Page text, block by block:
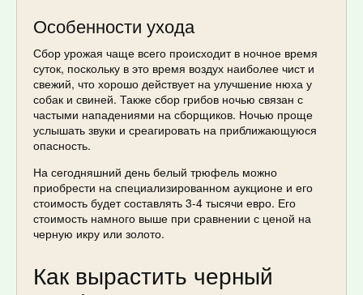
Особенности ухода
Сбор урожая чаще всего происходит в ночное время
суток, поскольку в это время воздух наиболее чист и
свежий, что хорошо действует на улучшение нюха у
собак и свиней. Также сбор грибов ночью связан с
частыми нападениями на сборщиков. Ночью проще
услышать звуки и среагировать на приближающуюся
опасность.
На сегодняшний день белый трюфель можно
приобрести на специализированном аукционе и его
стоимость будет составлять 3-4 тысячи евро. Его
стоимость намного выше при сравнении с ценой на
черную икру или золото.
Как вырастить черный